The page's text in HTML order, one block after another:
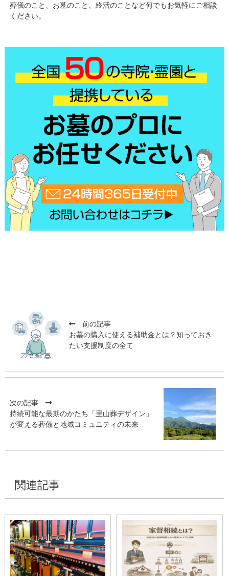
葬儀のこと、お墓のこと、終活のことなど何でもお気軽にご相談
ください。
前の記事
お墓の購入に使える補助金とは？知っておき
たい支援制度の全て
次の記事
持続可能な最期のかたち「里山葬デザイン」
が変える葬儀と地域コミュニティの未来
関連記事